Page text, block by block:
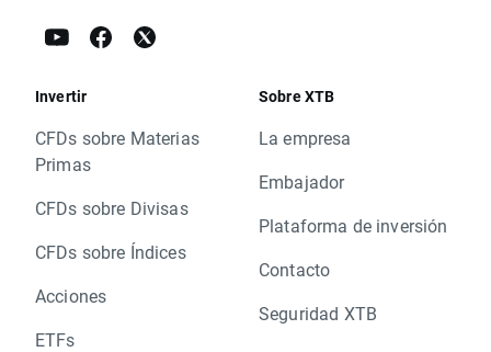
Invertir
CFDs sobre Materias
Primas
CFDs sobre Divisas
CFDs sobre Índices
Acciones
ETFs
Sobre XTB
La empresa
Embajador
Plataforma de inversión
Contacto
Seguridad XTB